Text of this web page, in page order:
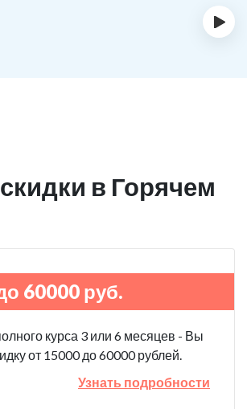
›
в Горячем
60000 руб.
курса 3 или 6 месяцев - Вы
от 15000 до 60000 рублей.
Узнать подробности